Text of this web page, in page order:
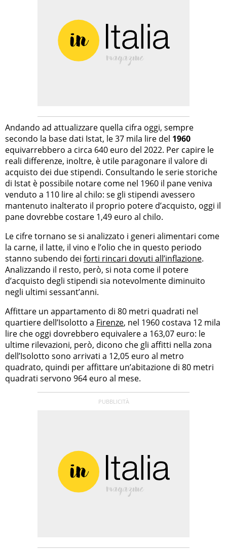
Andando ad attualizzare quella cifra oggi, sempre
secondo la base dati Istat, le 37 mila lire del 1960
equivarrebbero a circa 640 euro del 2022. Per capire le
reali differenze, inoltre, è utile paragonare il valore di
acquisto dei due stipendi. Consultando le serie storiche
di Istat è possibile notare come nel 1960 il pane veniva
venduto a 110 lire al chilo: se gli stipendi avessero
mantenuto inalterato il proprio potere d’acquisto, oggi il
pane dovrebbe costare 1,49 euro al chilo.
Le cifre tornano se si analizzato i generi alimentari come
la carne, il latte, il vino e l’olio che in questo periodo
stanno subendo dei forti rincari dovuti all’inflazione.
Analizzando il resto, però, si nota come il potere
d’acquisto degli stipendi sia notevolmente diminuito
negli ultimi sessant’anni.
Affittare un appartamento di 80 metri quadrati nel
quartiere dell’Isolotto a Firenze, nel 1960 costava 12 mila
lire che oggi dovrebbero equivalere a 163,07 euro: le
ultime rilevazioni, però, dicono che gli affitti nella zona
dell’Isolotto sono arrivati a 12,05 euro al metro
quadrato, quindi per affittare un’abitazione di 80 metri
quadrati servono 964 euro al mese.